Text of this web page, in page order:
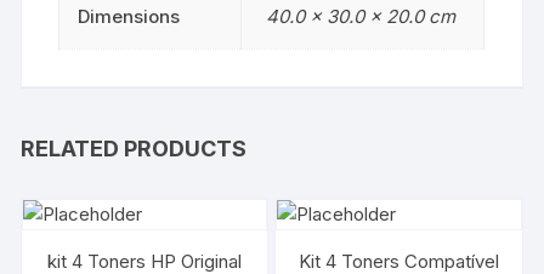
Dimensions 40.0 × 30.0 × 20.0 cm
RELATED PRODUCTS
kit 4 Toners HP Original
Kit 4 Toners Compatível